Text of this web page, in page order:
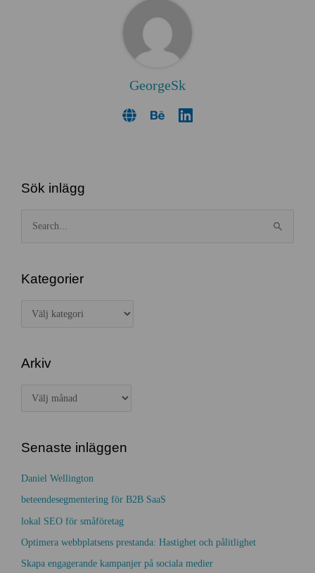
GeorgeSk
Sök inlägg
e
:
Kategorier
e
i
r
Arkiv
iSenaste inläggen
Daniel Wellington
beteendesegmentering för B2B SaaS
lokal SEO för småföretag
Optimera webbplatsens prestanda: Hastighet och pålitlighet
Skapa engagerande kampanjer på sociala medier